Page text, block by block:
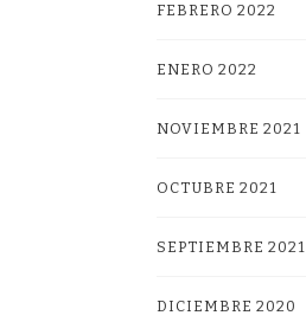
FEBRERO 2022
ENERO 2022
NOVIEMBRE 2021
OCTUBRE 2021
SEPTIEMBRE 2021
DICIEMBRE 2020